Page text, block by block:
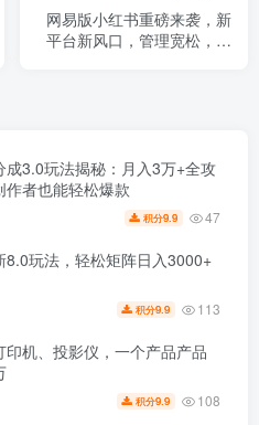
网易版小红书重磅来袭，新
平台新风口，管理宽松，半
成3.0玩法揭秘：月入3万+全攻
作者也能轻松爆款
积分9.9 47
8.0玩法，轻松矩阵日入3000+
积分9.9 113
印机、投影仪，一个产品产品
积分9.9 108